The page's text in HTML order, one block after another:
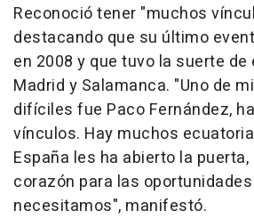
Reconoció tener "muchos
destacando que su último
en 2008 y que tuvo la suerte de
Madrid y Salamanca. "Uno de
difíciles fue Paco Fernández,
vínculos. Hay muchos
España les ha abierto la
corazón para las
necesitamos", manifestó.